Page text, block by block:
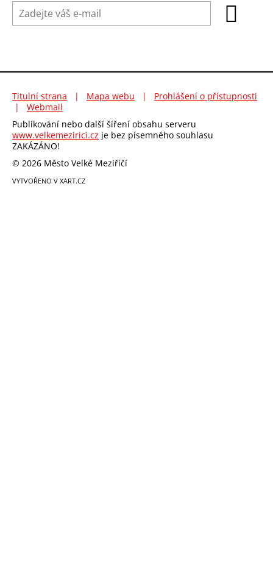
Titulní strana | Mapa webu | Prohlášení o přístupnosti
| Webmail
Publikování nebo další šíření obsahu serveru
www.velkemezirici.cz je bez písemného souhlasu
ZAKÁZÁNO!
© 2026 Město Velké Meziříčí
VYTVOŘENO V XART.CZ